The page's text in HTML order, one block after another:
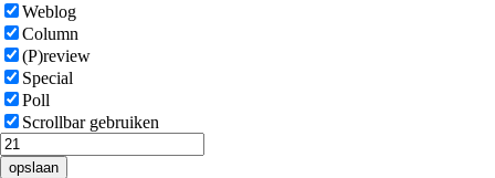
Weblog
Column
(P)review
Special
Poll
Scrollbar gebruiken
opslaan